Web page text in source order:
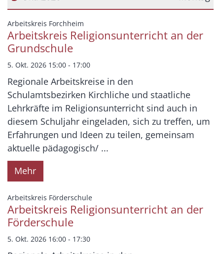
Datum: 5. Oktober 2026
Arbeitskreis Forchheim
Arbeitskreis Religionsunterricht an der
Grundschule
5. Okt. 2026 15:00 - 17:00
Regionale Arbeitskreise in den
Schulamtsbezirken Kirchliche und staatliche
Lehrkräfte im Religionsunterricht sind auch in
diesem Schuljahr eingeladen, sich zu treffen, um
Erfahrungen und Ideen zu teilen, gemeinsam
aktuelle pädagogisch/ ...
Mehr
Arbeitskreis Förderschule:
Arbeitskreis Religionsunterricht an der
Förderschule
5. Okt. 2026 16:00 - 17:30